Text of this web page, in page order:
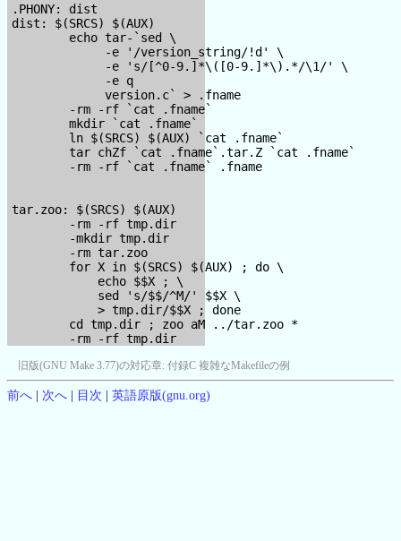
.PHONY: dist
dist: $(SRCS) $(AUX)
        echo tar-`sed \
             -e '/version_string/!d' \
             -e 's/[^0-9.]*\([0-9.]*\).*/\1/' \
             -e q
             version.c` > .fname
        -rm -rf `cat .fname`
        mkdir `cat .fname`
        ln $(SRCS) $(AUX) `cat .fname`
        tar chZf `cat .fname`.tar.Z `cat .fname`
        -rm -rf `cat .fname` .fname
tar.zoo: $(SRCS) $(AUX)
        -rm -rf tmp.dir
        -mkdir tmp.dir
        -rm tar.zoo
        for X in $(SRCS) $(AUX) ; do \
            echo $$X ; \
            sed 's/$$/^M/' $$X \
            > tmp.dir/$$X ; done
        cd tmp.dir ; zoo aM ../tar.zoo *
旧版(GNU Make 3.77)の対応章: 付録C 複雑なMakefileの例
前へ 次へ 目次 英語原版(gnu.org)